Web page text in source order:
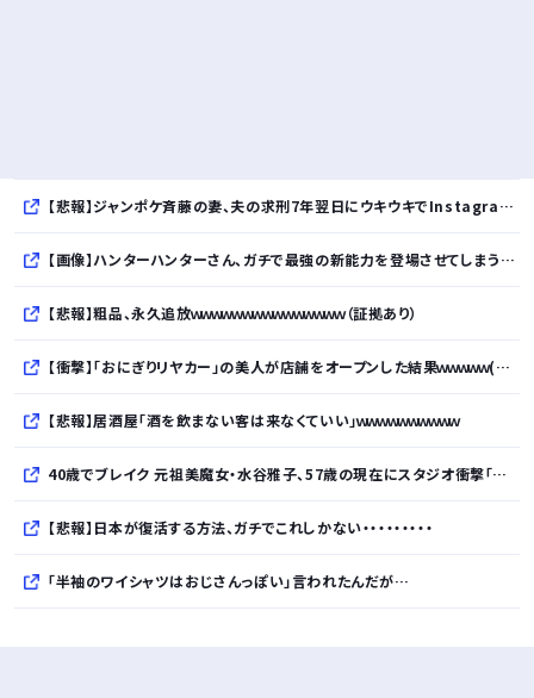
【悲報】ジャンポケ斉藤の妻、夫の求刑7年翌日にウキウキでInstagram更新
【画像】ハンターハンターさん、ガチで最強の新能力を登場させてしまうｗｗｗｗｗｗｗ
【悲報】粗品、永久追放ｗｗｗｗｗｗｗｗｗｗｗｗｗｗｗ（証拠あり）
【衝撃】「おにぎりリヤカー」の美人が店舗をオープンした結果ｗｗｗｗｗ(※画像あり)
【悲報】居酒屋「酒を飲まない客は来なくていい」ｗｗｗｗｗｗｗｗｗｗ
40歳でブレイク 元祖美魔女・水谷雅子、57歳の現在にスタジオ衝撃「信じられない」「やっぱすごいね」
【悲報】日本が復活する方法、ガチでこれしかない・・・・・・・・・
「半袖のワイシャツはおじさんっぽい」言われたんだが…